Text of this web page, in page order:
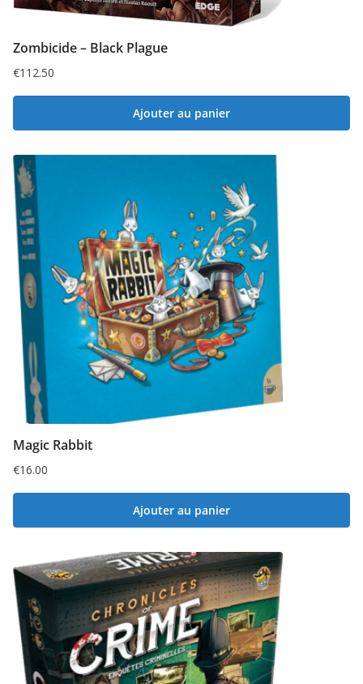
Zombicide – Black Plague
€112.50
Ajouter au panier
Magic Rabbit
€16.00
Ajouter au panier